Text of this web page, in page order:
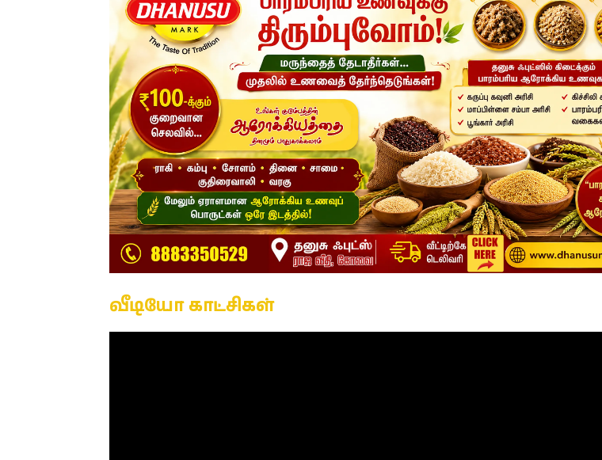
வீடியோ காட்சிகள்